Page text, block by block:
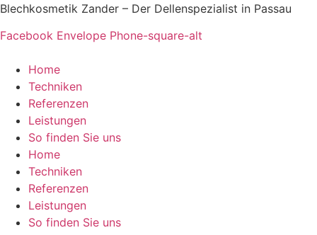
Zum
springen
Blechkosmetik Zander – Der Dellenspezialist in Passau
Facebook Envelope Phone-square-alt
Home
Techniken
Referenzen
Leistungen
So finden Sie uns
Home
Techniken
Referenzen
Leistungen
So finden Sie uns